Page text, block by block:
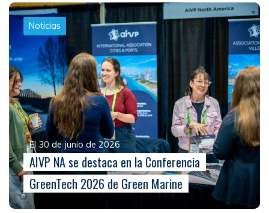
Noticias
El 30 de junio de 2026
AIVP NA se destaca en la Conferencia
GreenTech 2026 de Green Marine